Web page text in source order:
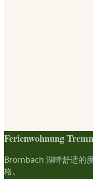
Ferienwohnung
Brombach 湖畔舒适的
格。